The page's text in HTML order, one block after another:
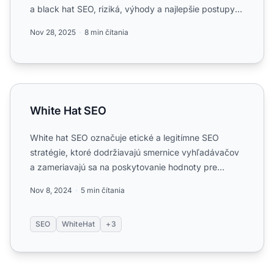
a black hat SEO, riziká, výhody a najlepšie postupy
Nov 28, 2025 8 min čítania
White Hat SEO
White Hat SEO
White hat SEO označuje etické a legitímne SEO
stratégie, ktoré dodržiavajú smernice vyhľadávačov
a zameriavajú sa na poskytovanie hodnoty pre
Nov 8, 2024 5 min čítania
SEO WhiteHat +3